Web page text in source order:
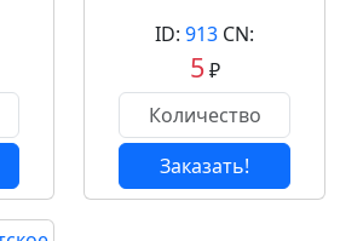
ID: 913 CN:
5₽
Заказать!